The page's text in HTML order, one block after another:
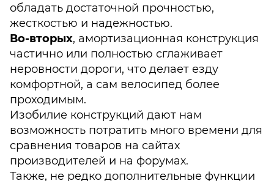
обладать достаточной прочностью,
жесткостью и надежностью.
Во-вторых, амортизационная конструкция
частично или полностью сглаживает
неровности дороги, что делает езду
комфортной, а сам велосипед более
проходимым.
Изобилие конструкций дают нам
возможность потратить много времени для
сравнения товаров на сайтах
производителей и на форумах.
Также, не редко дополнительные функции